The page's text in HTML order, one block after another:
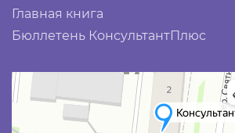
Главная книга
Бюллетень КонсультантПлюс